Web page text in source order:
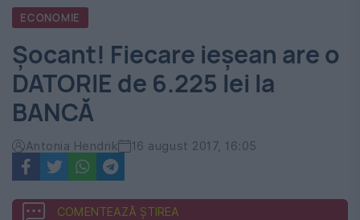
România
-
Evenimentul
Zilei
ECONOMIE
Şocant! Fiecare ieşean are o
DATORIE de 6.225 lei la
BANCĂ
Antonia Hendrik 16 august 2017, 16:05
COMENTEAZĂ ȘTIREA